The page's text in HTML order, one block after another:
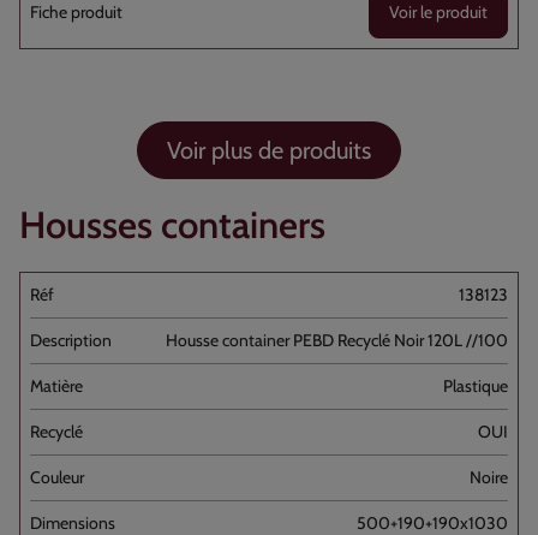
Voir le produit
Voir plus de produits
Housses containers
138123
Housse container PEBD Recyclé Noir 120L //100
Plastique
OUI
Noire
500+190+190x1030